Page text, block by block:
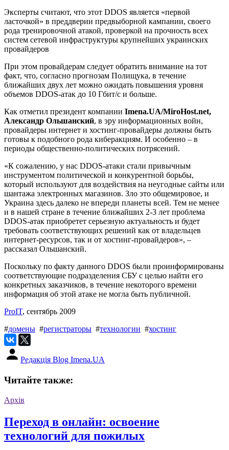
Эксперты считают, что этот DDOS является «первой
ласточкой» в преддверии предвыборной кампании, своего
рода тренировочной атакой, проверкой на прочность всех
систем сетевой инфраструктуры крупнейших украинских
провайдеров
При этом провайдерам следует обратить внимание на тот
факт, что, согласно прогнозам Полищука, в течение
ближайших двух лет можно ожидать повышения уровня
объемов DDOS-атак до 10 Гбит/с и больше.
Как отметил президент компании Imena.UA/MiroHost.net,
Александр Ольшанский, в эру информационных войн,
провайдеры интернет и хостинг-провайдеры должны быть
готовы к подобного рода киберакциям. И особенно – в
периоды общественно-политических потрясений.
«К сожалению, у нас DDOS-атаки стали привычным
инструментом политической и конкурентной борьбы,
который используют для воздействия на неугодные сайты или
шантажа электронных магазинов. Зло это общемировое, и
Украина здесь далеко не впереди планеты всей. Тем не менее
и в нашей стране в течение ближайших 2-3 лет проблема
DDOS-атак приобретет серьезную актуальность и будет
требовать соответствующих решений как от владельцев
интернет-ресурсов, так и от хостинг-провайдеров», –
рассказал Ольшанский.
Поскольку по факту данного DDOS были проинформированы
соответствующие подразделения СБУ с целью найти его
конкретных заказчиков, в течение некоторого времени
информация об этой атаке не могла быть публичной.
ProIT, сентябрь 2009
#домены #регистраторы #технологии #хостинг
Редакція Blog Imena.UA
Читайте также:
Архів
Переход в онлайн: освоение
технологий для пожилых